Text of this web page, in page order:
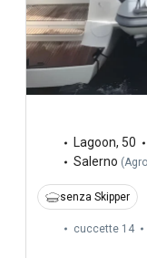
Lagoon, 50
Salerno (
senza Skipper
cuccette 14